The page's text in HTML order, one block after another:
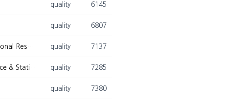
quality 6145
quality 6807
[2025. 06. 22. - 2025. 06. 25.] 김광재 교수님, European Conference on Operational Research 참석 quality 7137
[2025. 06. 16. - 2025. 06. 18.] 김광재 교수님, World Conference on Data Science & Statistics 참석 quality 7285
quality 7380